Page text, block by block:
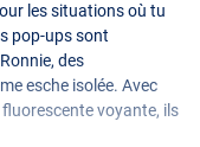
les situations où tu
pop-ups sont
des
esche isolée. Avec
voyante, ils